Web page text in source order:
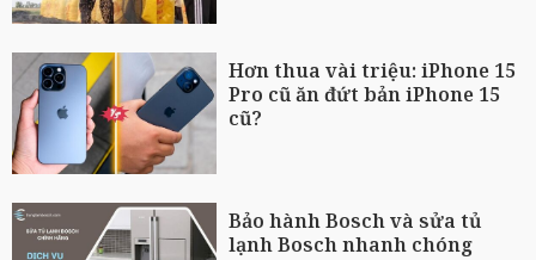
Hơn thua vài triệu: iPhone 15
Pro cũ ăn đứt bản iPhone 15
cũ?
Bảo hành Bosch và sửa tủ
lạnh Bosch nhanh chóng